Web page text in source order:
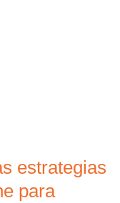
estrategias
para